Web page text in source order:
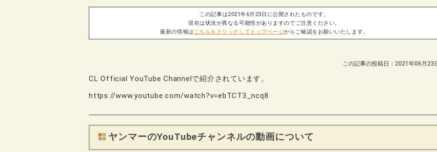
この記事は2021年6月23日に公開されたものです。
現在は状況が異なる可能性がありますのでご注意ください。
最新の情報は こちらをクリックしてトップページからご確認をお願いいたします。
この記事の投稿日：2021年06月23
CL Official YouTube Channelで紹介されています。
https://www.youtube.com/watch?v=ebTCT3_ncq8
ヤンマーのYouTubeチャンネルの動画について